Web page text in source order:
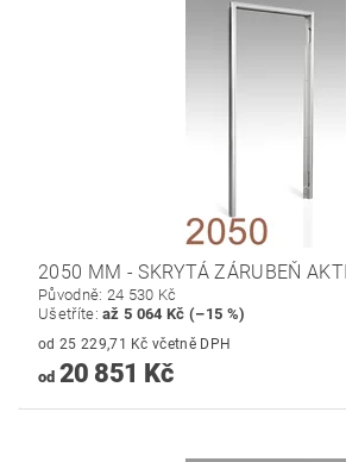
2050 MM - SKRYTÁ ZÁRUBEŇ
Původně: 24 530 Kč
Ušetříte:až 5 064 Kč (–15 %)
od 25 229,71 Kč včetně DPH
od20 851 Kč